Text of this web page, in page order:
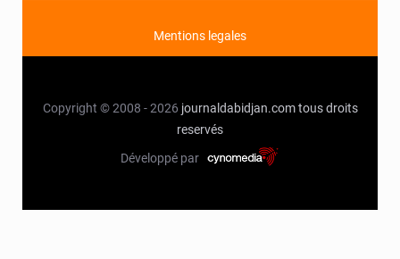
Mentions legales
Copyright © 2008 - 2026 journaldabidjan.com tous droits
reservés
Développé par